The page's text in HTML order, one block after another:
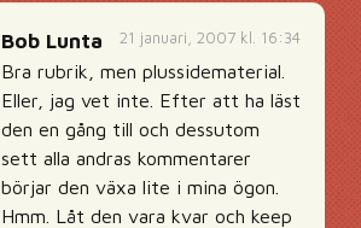
21 januari, 2007 kl. 16:34
Bob Lunta
Bra rubrik, men plussidematerial.
Eller, jag vet inte. Efter att ha läst
den en gång till och dessutom
sett alla andras kommentarer
börjar den växa lite i mina ögon.
Hmm. Låt den vara kvar och keep